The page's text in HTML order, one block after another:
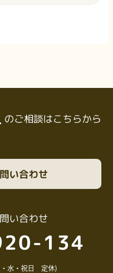
のご相談はこちらから
い合わせ
134
・水・祝日 定休)
い合わせ